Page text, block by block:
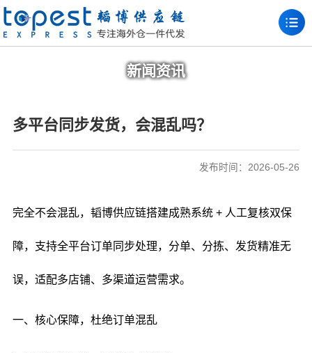
新闻资讯
多平台同步发货，会混乱吗？
发布时间：2026-05-26
完全不会混乱，韬博供应链搭建成熟系统 + 人工复核双保
障，支持全平台订单同步处理，分单、分拣、发货精准无
误，适配多店铺、多渠道运营需求。
一、核心保障，杜绝订单混乱